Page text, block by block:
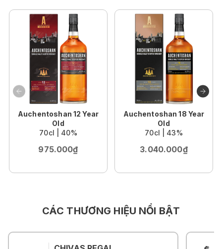
Auchentoshan 12 Year
Old
70cl | 40%
975.000₫
Auchentoshan 18 Year
Old
70cl | 43%
3.040.000₫
CÁC THƯƠNG HIỆU NỔI BẬT